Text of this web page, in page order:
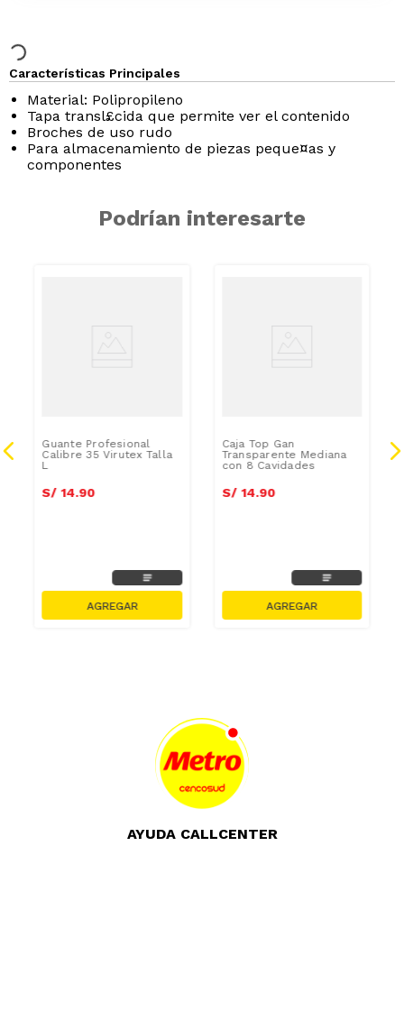
Características Principales
Material: Polipropileno
Tapa transl£cida que permite ver el contenido
Broches de uso rudo
Para almacenamiento de piezas peque¤as y
componentes
Podrían interesarte
Guante Profesional
Calibre 35 Virutex Talla
L
S/ 14.90
Caja Top Gan
Transparente Mediana
con 8 Cavidades
S/ 14.90
AYUDA CALLCENTER